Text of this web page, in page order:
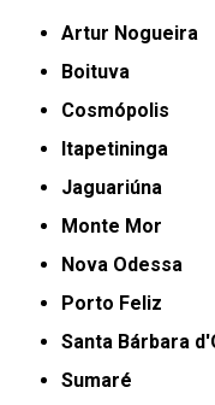
Artur Nogueira
Boituva
Cosmópolis
Itapetininga
Jaguariúna
Monte Mor
Nova Odessa
Porto Feliz
Santa Bárbara
Sumaré